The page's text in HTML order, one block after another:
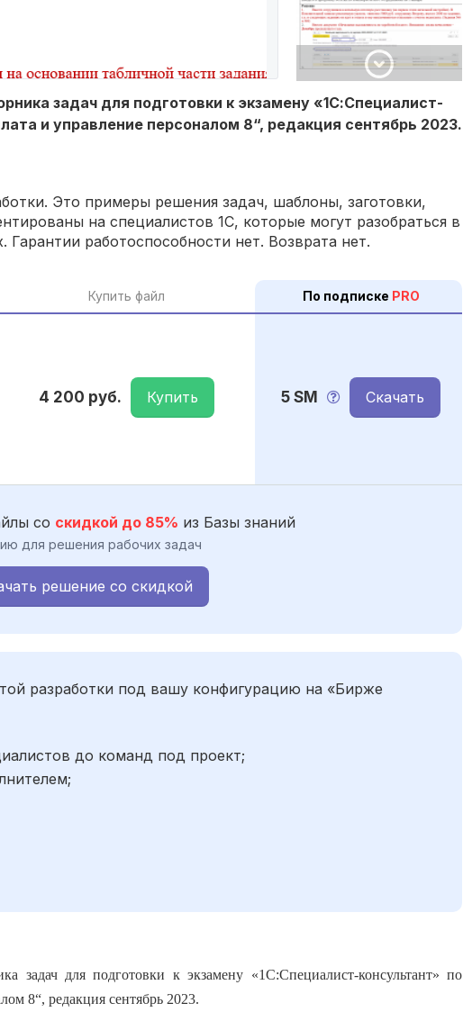
задач для подготовки к экзамену «1С:Специалист-
и управление персоналом 8“, редакция сентябрь 2023.
Это примеры решения задач, шаблоны, заготовки,
на специалистов 1С, которые могут разобраться в
работоспособности нет. Возврата нет.
Купить файл По подписке PRO
4 200 руб. Купить 5 SM Скачать
со скидкой до 85% из Базы знаний
для решения рабочих задач
решение со скидкой
разработки под вашу конфигурацию на «Бирже
до команд под проект;
задач для подготовки к экзамену «1С:Специалист-консультант» по
8“, редакция сентябрь 2023.